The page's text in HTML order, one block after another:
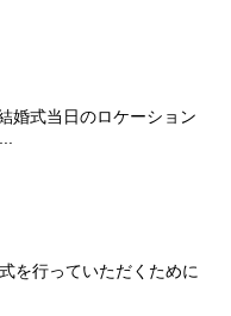
婚式当日のロケーション
を行っていただくために